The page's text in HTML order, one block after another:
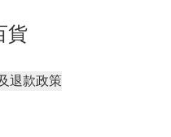
貨
退款政策